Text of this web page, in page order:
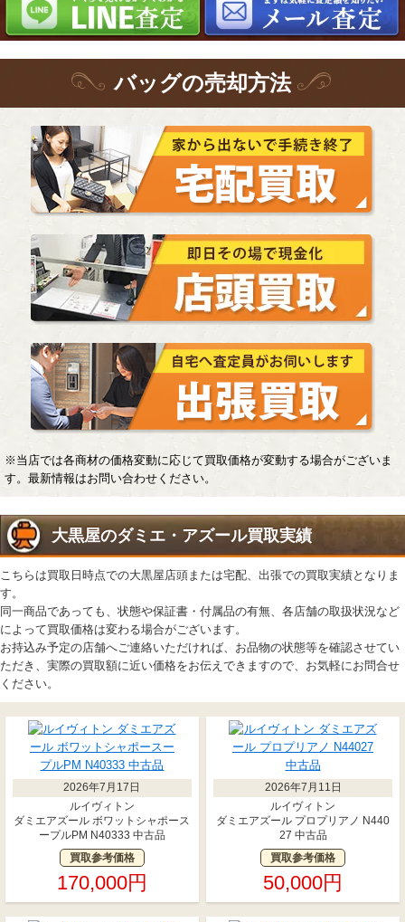
バッグの売却方法
※当店では各商材の価格変動に応じて買取価格が変動する場合がございま
す。最新情報はお問い合わせください。
大黒屋のダミエ・アズール買取実績
こちらは買取日時点での大黒屋店頭または宅配、出張での買取実績となりま
す。
同一商品であっても、状態や保証書・付属品の有無、各店舗の取扱状況など
によって買取価格は変わる場合がございます。
お持込み予定の店舗へご連絡いただければ、お品物の状態等を確認させてい
ただき、実際の買取額に近い価格をお伝えできますので、お気軽にお問合せ
ください。
2026年7月17日
ルイヴィトン
ダミエアズール ボワットシャポース
ープルPM N40333 中古品
買取参考価格
170,000円
2026年7月11日
ルイヴィトン
ダミエアズール プロプリアノ N440
27 中古品
買取参考価格
50,000円